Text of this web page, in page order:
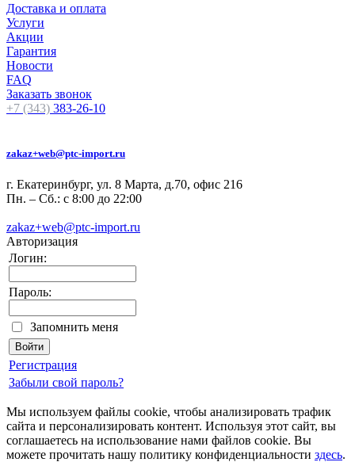
Доставка и оплата
Услуги
Акции
Гарантия
Новости
FAQ
Заказать звонок
+7 (343) 383-26-10
zakaz+web@ptc-import.ru
г. Екатеринбург, ул. 8 Марта, д.70, офис 216
Пн. – Сб.: с 8:00 до 22:00
zakaz+web@ptc-import.ru
Авторизация
Логин:
Пароль:
Запомнить меня
Регистрация
Забыли свой пароль?
Мы используем файлы cookie, чтобы анализировать трафик
сайта и персонализировать контент. Используя этот сайт, вы
соглашаетесь на использование нами файлов cookie. Вы
можете прочитать нашу политику конфиденциальности здесь.